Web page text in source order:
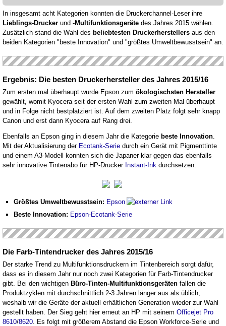
In insgesamt acht Kategorien konnten die Druckerchannel-Leser ihre
Lieblings-Drucker und -Multifunktionsgeräte des Jahres 2015 wählen.
Zusätzlich stand die Wahl des beliebtesten Druckerherstellers aus den
beiden Kategorien "beste Innovation" und "größtes Umweltbewusstsein" an.
Ergebnis: Die besten Druckerhersteller des Jahres 2015/16
Zum ersten mal überhaupt wurde Epson zum ökologischsten Hersteller
gewählt, womit Kyocera seit der ersten Wahl zum zweiten Mal überhaupt
und in Folge nicht bestplatziert ist. Auf dem zweiten Platz folgt sehr knapp
Canon und erst dann Kyocera auf Rang drei.
Ebenfalls an Epson ging in diesem Jahr die Kategorie beste Innovation
Mit der Aktualisierung der Ecotank-Serie durch ein Gerät mit Pigmenttinte
und einem A3-Modell konnten sich die Japaner klar gegen das ebenfalls
sehr innovative Tintenabo für HP-Drucker Instant-Ink durchsetzen.
Größtes Umweltbewusstsein: Epson
Beste Innovation: Epson-Ecotank-Serie
Die Farb-Tintendrucker des Jahres 2015/16
Der starke Trend zu Multifunktionsdruckern im Tintenbereich sorgt dafür,
dass es in diesem Jahr nur noch zwei Kategorien für Farb-Tintendrucker
gibt. Bei den wichtigen Büro-Tinten-Multifunktionsgeräten fallen die
Produktzyklen mit durchschnittlich 2-3 Jahren länger aus als üblich,
weshalb wir die Geräte der aktuell erhältlichen Generation wieder zur Wahl
gestellt haben. Der Sieg geht hier erneut an HP mit seinem Officejet Pro
8610/8620 . Es folgt mit größerem Abstand die Epson Workforce-Serie und